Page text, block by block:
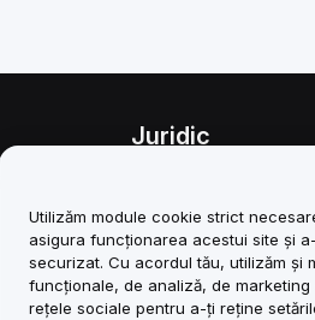
Juridic
Rezumatul Politicii de
custodie și
Informații ESG
Utilizăm module cookie strict
asigura funcționarea acestui site și
securizat. Cu acordul tău, utilizăm și
funcționale, de analiză, de marketing
rețele sociale pentru a-ți reține